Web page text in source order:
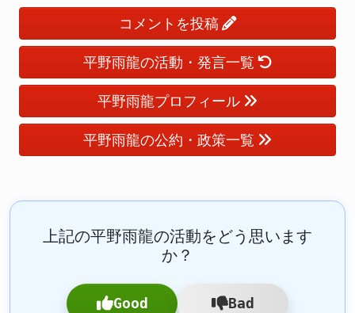
コメントを投稿
平野雨龍の活動・発言一覧
平野雨龍プロフィール
平野雨龍の公約・政策一覧
上記の平野雨龍の活動をどう思います
か？
Good Bad